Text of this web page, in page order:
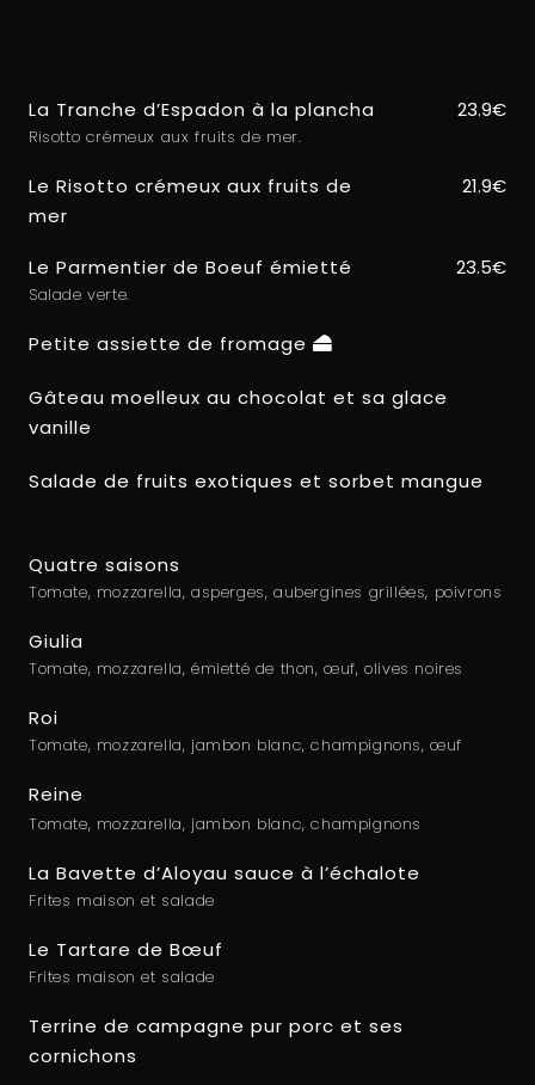
La Tranche d’Espadon à la plancha
Risotto crémeux aux fruits de mer.
23.9€
Le Risotto crémeux aux fruits de
mer
21.9€
Le Parmentier de Boeuf émietté
Salade verte.
23.5€
Petite assiette de fromage
Gâteau moelleux au chocolat et sa glace
vanille
Salade de fruits exotiques et sorbet mangue
Quatre saisons
Tomate, mozzarella, asperges, aubergines grillées, poivrons
Giulia
Tomate, mozzarella, émietté de thon, œuf, olives noires
Roi
Tomate, mozzarella, jambon blanc, champignons, œuf
Reine
Tomate, mozzarella, jambon blanc, champignons
La Bavette d’Aloyau sauce à l’échalote
Frites maison et salade
Le Tartare de Bœuf
Frites maison et salade
Terrine de campagne pur porc et ses
cornichons